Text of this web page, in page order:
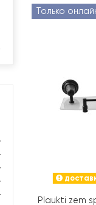
Только
Plaukti zem